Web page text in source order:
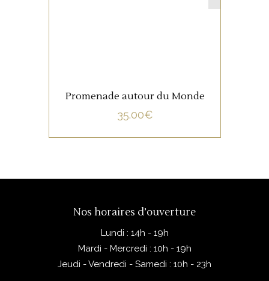
Promenade autour du Monde
35.00€
Nos horaires d’ouverture
Lundi : 14h - 19h
Mardi - Mercredi : 10h - 19h
Jeudi - Vendredi - Samedi : 10h - 23h